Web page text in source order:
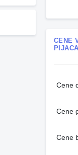
CENE
Cene
Cene
Cene